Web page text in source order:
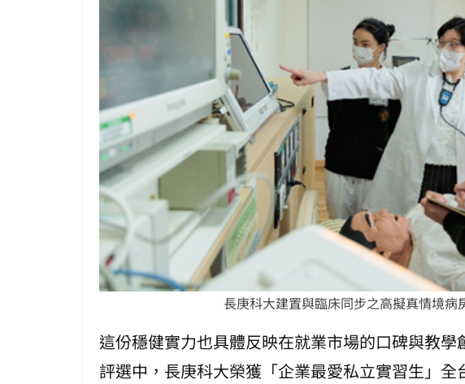
長庚科大建置與臨床同步之高擬真情境病
這份穩健實力也具體反映在就業市場的口碑與教
評選中，長庚科大榮獲「企業最愛私立實習生」